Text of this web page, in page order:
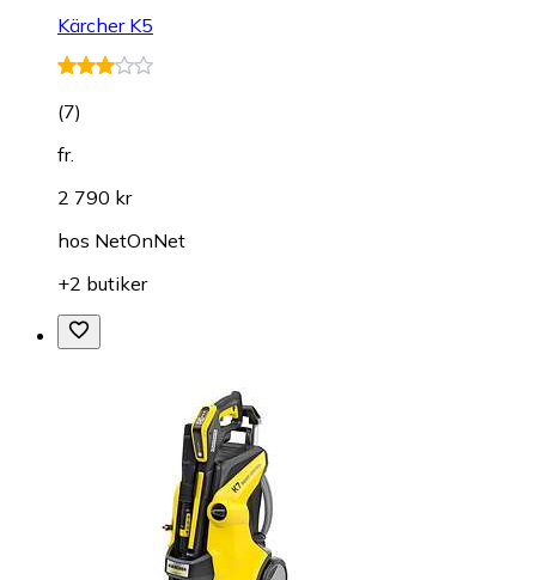
Kärcher K5
(7)
fr.
2 790 kr
hos NetOnNet
+2 butiker